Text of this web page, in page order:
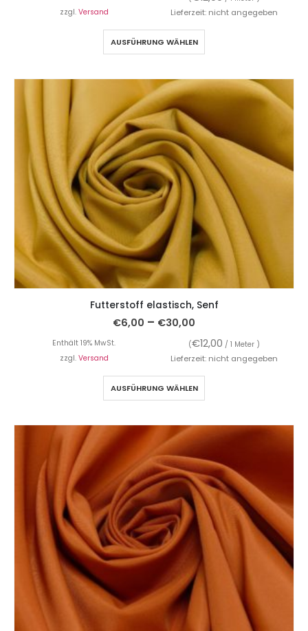
zzgl. Versand Lieferzeit: nicht angegeben
AUSFÜHRUNG WÄHLEN
Futterstoff elastisch, Senf
€6,00 – €30,00
Enthält 19% MwSt. (€12,00 / 1 Meter )
zzgl. Versand Lieferzeit: nicht angegeben
AUSFÜHRUNG WÄHLEN